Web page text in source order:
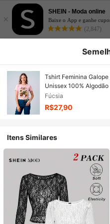
×
SHEIN - Moda online
Baixe o App e ganhe
(2,847)
Tshirt Feminina
Unissex 100%
Fúcsia
R$27,90
Itens Similares